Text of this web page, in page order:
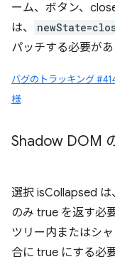
ーム、ボタン、
は、
パッチする必要があ
バグのトラッキング
様
Shadow DOM
選択 isCollapsed
のみ true を返す必
ツリー内またはシ
合に true にする必